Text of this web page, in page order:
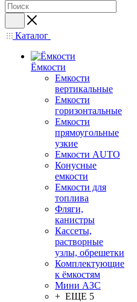
Каталог
Ёмкости
Емкости
вертикальные
Емкости
горизонтальные
Емкости
прямоугольные
узкие
Емкости АUТО
Конусные
емкости
Емкости для
топлива
Фляги,
канистры
Кассеты,
растворные
узлы, обрешетки
Комплектующие
к ёмкостям
Мини АЗС
+ ЕЩЕ 5